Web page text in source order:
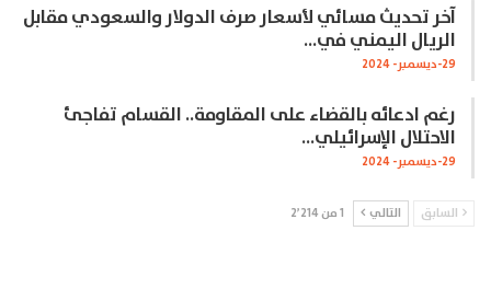
آخر تحديث مسائي لأسعار صرف الدولار والسعودي مقابل
الريال اليمني في…
29-ديسمبر- 2024
رغم ادعائه بالقضاء على المقاومة.. القسام تفاجئ
الاحتلال الإسرائيلي…
29-ديسمبر- 2024
السابق التالي 1 من 2٬214